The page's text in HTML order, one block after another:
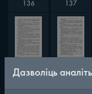
136 137
Дазволіць